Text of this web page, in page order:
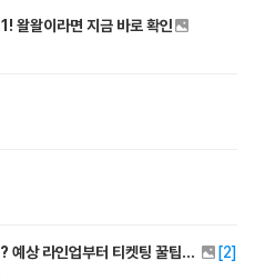
왈왈이라면 지금 바로 확인
GMF 2026 티켓팅 성공하고 싶다면? 예상 라인업부터 티켓팅 꿀팁까지 필독! [2]